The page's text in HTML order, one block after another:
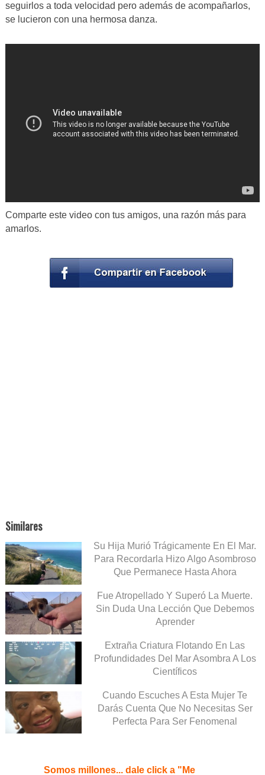
seguirlos a toda velocidad pero además de acompañarlos,
se lucieron con una hermosa danza.
Comparte este video con tus amigos, una razón más para
amarlos.
Similares
Su Hija Murió Trágicamente En El Mar.
Para Recordarla Hizo Algo Asombroso
Que Permanece Hasta Ahora
Fue Atropellado Y Superó La Muerte.
Sin Duda Una Lección Que Debemos
Aprender
Extraña Criatura Flotando En Las
Profundidades Del Mar Asombra A Los
Científicos
Cuando Escuches A Esta Mujer Te
Darás Cuenta Que No Necesitas Ser
Perfecta Para Ser Fenomenal
Somos millones... dale click a "Me